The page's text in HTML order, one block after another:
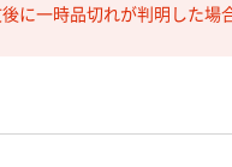
に一時品切れが判明した場